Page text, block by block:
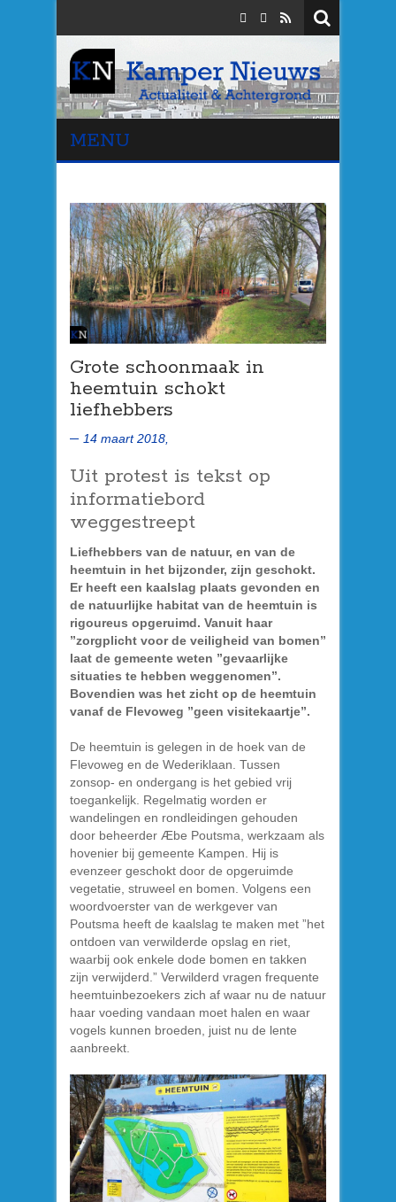
MENU
Grote schoonmaak in
heemtuin schokt
liefhebbers
14 maart 2018,
Uit protest is tekst op
informatiebord
weggestreept
Liefhebbers van de natuur, en van de
heemtuin in het bijzonder, zijn geschokt.
Er heeft een kaalslag plaats gevonden en
de natuurlijke habitat van de heemtuin is
rigoureus opgeruimd. Vanuit haar
”zorgplicht voor de veiligheid van bomen”
laat de gemeente weten ”gevaarlijke
situaties te hebben weggenomen”.
Bovendien was het zicht op de heemtuin
vanaf de Flevoweg ”geen visitekaartje”.
De heemtuin is gelegen in de hoek van de
Flevoweg en de Wederiklaan. Tussen
zonsop- en ondergang is het gebied vrij
toegankelijk. Regelmatig worden er
wandelingen en rondleidingen gehouden
door beheerder Æbe Poutsma, werkzaam als
hovenier bij gemeente Kampen. Hij is
evenzeer geschokt door de opgeruimde
vegetatie, struweel en bomen. Volgens een
woordvoerster van de werkgever van
Poutsma heeft de kaalslag te maken met ”het
ontdoen van verwilderde opslag en riet,
waarbij ook enkele dode bomen en takken
zijn verwijderd.” Verwilderd vragen frequente
heemtuinbezoekers zich af waar nu de natuur
haar voeding vandaan moet halen en waar
vogels kunnen broeden, juist nu de lente
aanbreekt.